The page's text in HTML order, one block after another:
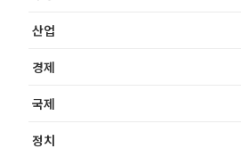
산업
경제
국제
정치